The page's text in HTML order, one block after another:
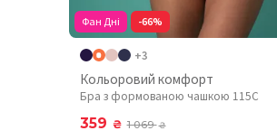
Фан Дні -66%
+3
Кольоровий комфорт
Бра з формованою чашкою 115C
359 ₴ 1 069₴